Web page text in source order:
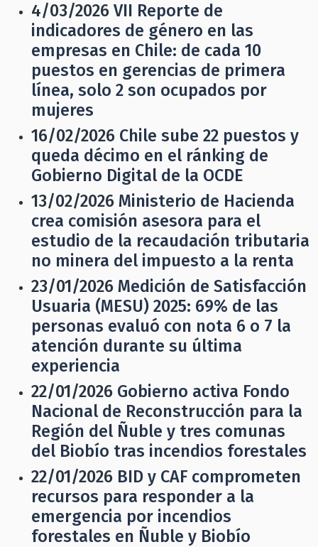
4/03/2026 VII Reporte de
indicadores de género en las
empresas en Chile: de cada 10
puestos en gerencias de primera
línea, solo 2 son ocupados por
mujeres
16/02/2026 Chile sube 22 puestos y
queda décimo en el ránking de
Gobierno Digital de la OCDE
13/02/2026 Ministerio de Hacienda
crea comisión asesora para el
estudio de la recaudación tributaria
no minera del impuesto a la renta
23/01/2026 Medición de Satisfacción
Usuaria (MESU) 2025: 69% de las
personas evaluó con nota 6 o 7 la
atención durante su última
experiencia
22/01/2026 Gobierno activa Fondo
Nacional de Reconstrucción para la
Región del Ñuble y tres comunas
del Biobío tras incendios forestales
22/01/2026 BID y CAF comprometen
recursos para responder a la
emergencia por incendios
forestales en Ñuble y Biobío